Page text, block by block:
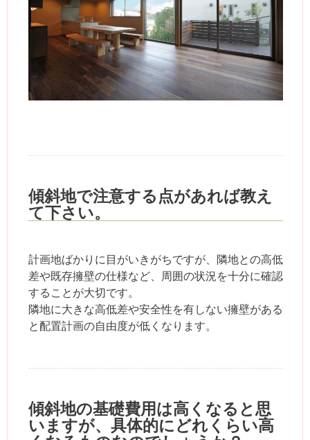
傾斜地で注意する点があれば教え
て下さい。
計画地ばかりに目がいきがちですが、隣地との高低
差や既存擁壁の仕様など、周囲の状況を十分に確認
することが大切です。
隣地に大きな高低差や安全性を有しない擁壁がある
と配置計画の自由度が低くなります。
傾斜地の基礎費用は高くなると思
いますが、具体的にどれくらい高